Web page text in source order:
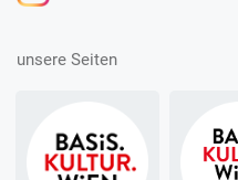
unsere Seiten